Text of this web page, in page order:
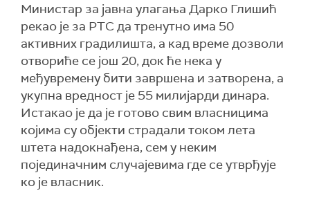
Министар за јавна улагања Дарко Глишић
рекао је за РТС да тренутно има 50
активних градилишта, а кад време дозволи
отвориће се још 20, док ће нека у
међувремену бити завршена и затворена, а
укупна вредност је 55 милијарди динара.
Истакао је да је готово свим власницима
којима су објекти страдали током лета
штета надокнађена, сем у неким
појединачним случајевима где се утврђује
ко је власник.